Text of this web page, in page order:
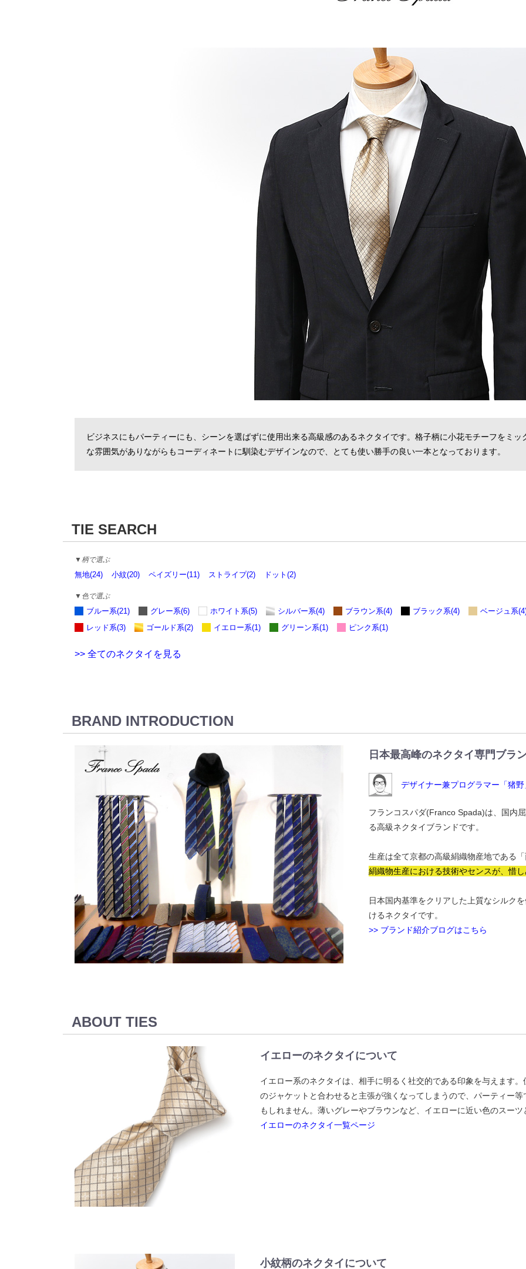
ビジネスにもパーティーにも、シーンを選ばずに使用出来る高級感のあるネクタイです。格子柄に小花モチーフをミ
な雰囲気がありながらもコーディネートに馴染むデザインなので、とても使い勝手の良い一本となっております。
TIE SEARCH
▼柄で選ぶ
無地(24) 小紋(20) ペイズリー(11) ストライプ(2) ドット(2)
▼色で選ぶ
ブルー系(21) グレー系(6) ホワイト系(5) シルバー系(4) ブラウン系(4) ブラック系(4) ベージュ系
レッド系(3)
ゴールド系(2) イエロー系(1) グリーン系(1) ピンク系(1)
>> 全てのネクタイを見る
BRAND INTRODUCTION
日本最高峰のネクタイ専門ブラ
デザイナー兼プログラマー「猪野
フランコスパダ(Franco Spada)は、国内
る高級ネクタイブランドです。
生産は全て京都の高級絹織物産地である
絹織物生産における技術やセンスが、惜
日本国内基準をクリアした上質なシルク
けるネクタイです。
>> ブランド紹介ブログはこちら
ABOUT TIES
イエローのネクタイについて
イエロー系のネクタイは、相手に明るく社交的である印象を与えます
のジャケットと合わせると主張が強くなってしまうので、パーティー
もしれません。薄いグレーやブラウンなど、イエローに近い色のスー
イエローのネクタイ一覧ページ
小紋柄のネクタイについて